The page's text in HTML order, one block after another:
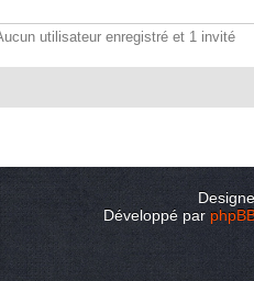
utilisateur enregistré et 1 invité
Développé par